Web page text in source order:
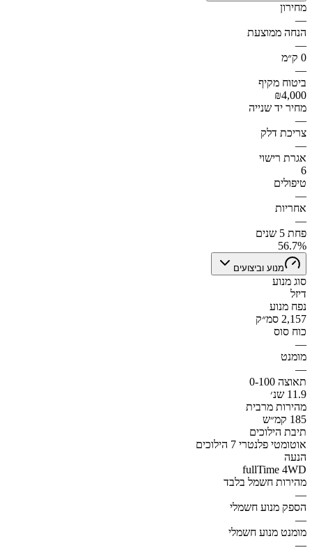
מחירון
—
הנחה ממוצעת
—
0 ק״מ
—
ביטוח מקיף
₪4,000
מחיר יד שנייה
—
צריכת דלק
—
אגרת רישוי
6
טיפולים
—
אחריות
—
פחת 5 שנים
56.7%
מנוע וביצועים
סוג מנוע
דיזל
נפח מנוע
2,157 סמ״ק
כוח סוס
—
מומנט
—
תאוצה 0-100
11.9 שנ׳
מהירות מרבית
185 קמ״ש
תיבת הילוכים
אוטומטי פלנטרי 7 הילוכים
הנעה
fullTime 4WD
מהירות חשמל בלבד
—
הספק מנוע חשמלי
—
מומנט מנוע חשמלי
—